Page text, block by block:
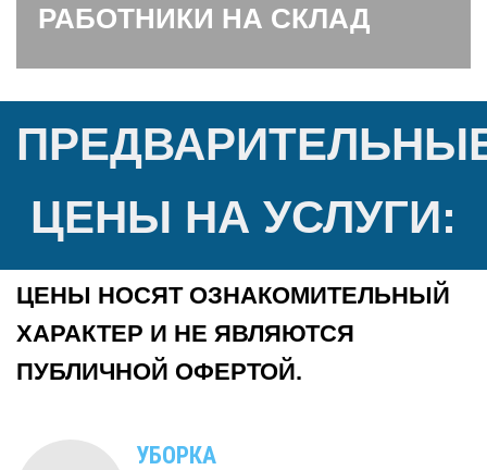
РАБОТНИКИ НА СКЛАД
ЦЕНЫ НА УСЛУГИ:
ЦЕНЫ НОСЯТ ОЗНАКОМИТЕЛЬНЫЙ
ХАРАКТЕР И НЕ ЯВЛЯЮТСЯ
ПУБЛИЧНОЙ ОФЕРТОЙ.
УБОРКА